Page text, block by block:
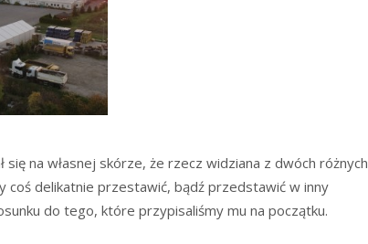
na własnej skórze, że rzecz widziana z dwóch różnych
coś delikatnie przestawić, bądź przedstawić w inny
do tego, które przypisaliśmy mu na początku.